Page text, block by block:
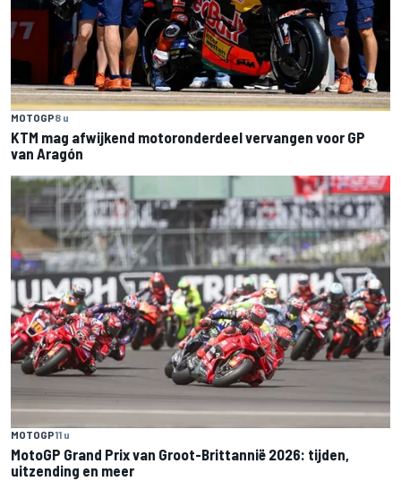
MOTOGP8 u
KTM mag afwijkend motoronderdeel vervangen voor GP
van Aragón
MOTOGP11 u
MotoGP Grand Prix van Groot-Brittannië 2026: tijden,
uitzending en meer